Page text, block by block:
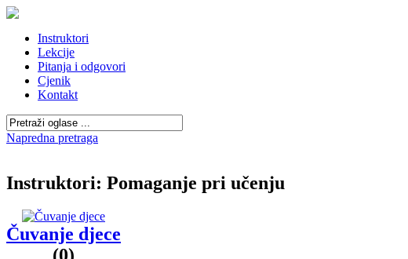
Instruktori
Lekcije
Pitanja i odgovori
Cjenik
Kontakt
Napredna pretraga
Instruktori: Pomaganje pri učenju
Čuvanje djece